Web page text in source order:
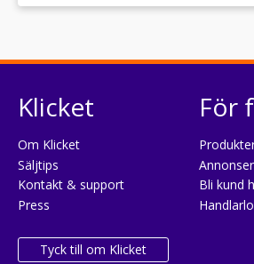
Klicket
Om Klicket
Säljtips
Kontakt & support
Press
Tyck till om Klicket
För
Bli kund